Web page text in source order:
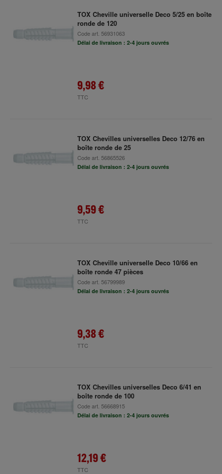
TOX Cheville universelle Deco 5/25 en boîte
ronde de 120
Code art. 56931063
Délai de livraison : 2-4 jours ouvrés
9,98 €
TTC
TOX Chevilles universelles Deco 12/76 en
boîte ronde de 25
Code art. 56865526
Délai de livraison : 2-4 jours ouvrés
9,59 €
TTC
TOX Cheville universelle Deco 10/66 en
boîte ronde 47 pièces
Code art. 56799989
Délai de livraison : 2-4 jours ouvrés
9,38 €
TTC
TOX Chevilles universelles Deco 6/41 en
boîte ronde de 100
Code art. 56668915
Délai de livraison : 2-4 jours ouvrés
12,19 €
TTC